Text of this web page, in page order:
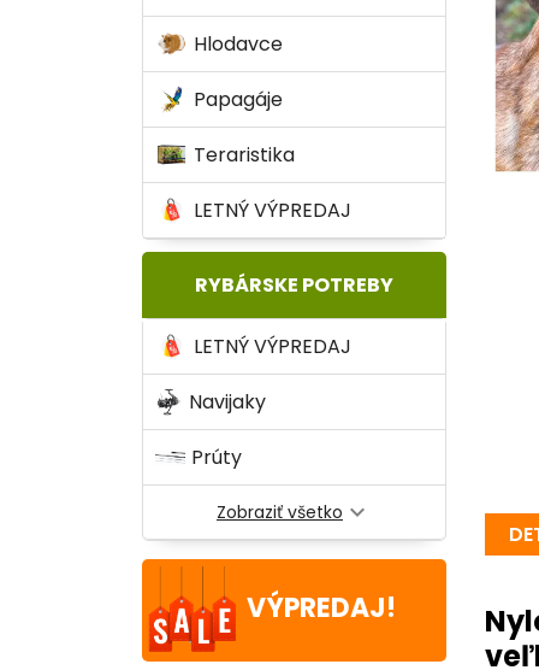
Hlodavce
Papagáje
Teraristika
LETNÝ VÝPREDAJ
RYBÁRSKE POTREBY
LETNÝ VÝPREDAJ
Navijaky
Prúty
Zobraziť všetko expand_more
VÝPREDAJ!